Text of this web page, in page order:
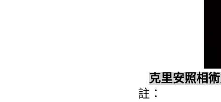
克里安照相
註：